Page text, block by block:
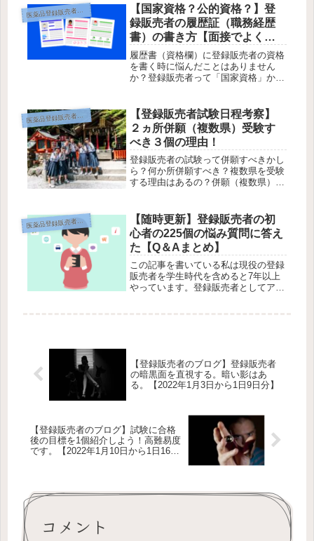
得まで費用はどのぐらいかかるのかし
ら？そんな疑問にお答えします。この
記...
医薬品登録販売者って何？
【国家資格？公的資格？】登
録販売者の履歴証（職務経歴
書）の書き方【面接でよく問
われるQ＆A】
履歴書（資格欄）に登録販売者の資格
を書く時に悩んだことはありません
か？登録販売者って「国家資格」か
売者」でいいのか？業務（実務）経験
はどう記載するの？登録販売者として
面接を...
医薬品登録販売者って何？
【登録販売者試験日程考察】
２ヵ所併願（複数県）受験す
べき３個の理由！
登録販売者の試験って併願すべきかし
ら？何か所併願すべき？複数県を受験
する理由はあるの？併願（複数県）受
この記事ではそんな疑問にお答えしま
す。この記事を読んでわかる事（記事
の...
医薬品登録販売者って何？
【随時更新】登録販売者の初
心者の225個の悩み質問に答え
た【Q＆Aまとめ】
この記事を書いている私は現役の登録
販売者を学生時代を含めると7年以上
やっています。登録販売者としてアル
【登録販売者のブログ】登録販売者
の暗黒面を直視する。暗い影はあ
る。【2022年1月3日から1日9日分】
【登録販売者のブログ】試験に合格
後の目標を1個紹介しよう！高難易度
です。【2022年1月10日から1日16日
コメント